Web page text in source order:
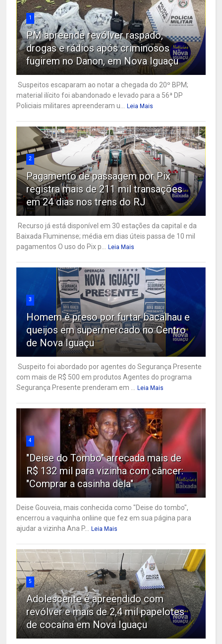
1
PM apreende revólver raspado,
drogas e rádios após criminosos
fugirem no Danon, em Nova Iguaçu
Suspeitos escaparam ao notar a chegada do 20º BPM;
material ilícito foi abandonado e levado para a 56ª DP
Policiais militares apreenderam u...
Leia Mais
2
Pagamento de passagem por Pix
registra mais de 211 mil transações
em 24 dias nos trens do RJ
Recurso já está disponível em 30 estações da capital e da
Baixada Fluminense; média em dias úteis passa de 10 mil
pagamentos O uso do Pix p...
Leia Mais
3
Homem é preso por furtar bacalhau e
queijos em supermercado no Centro
de Nova Iguaçu
Suspeito foi abordado por agentes do Segurança Presente
com mais de R$ 500 em produtos Agentes do programa
Segurança Presente prenderam em ...
Leia Mais
4
"Deise do Tombo" arrecada mais de
R$ 132 mil para vizinha com câncer:
"Comprar a casinha dela"
Deise Gouveia, mais conhecida como "Deise do tombo",
encerrou a vaquinha onliine que fez em sua página para
ajudar a vizinha Ana P...
Leia Mais
5
Adolescente é apreendido com
revólver e mais de 2,4 mil papelotes
de cocaína em Nova Iguaçu